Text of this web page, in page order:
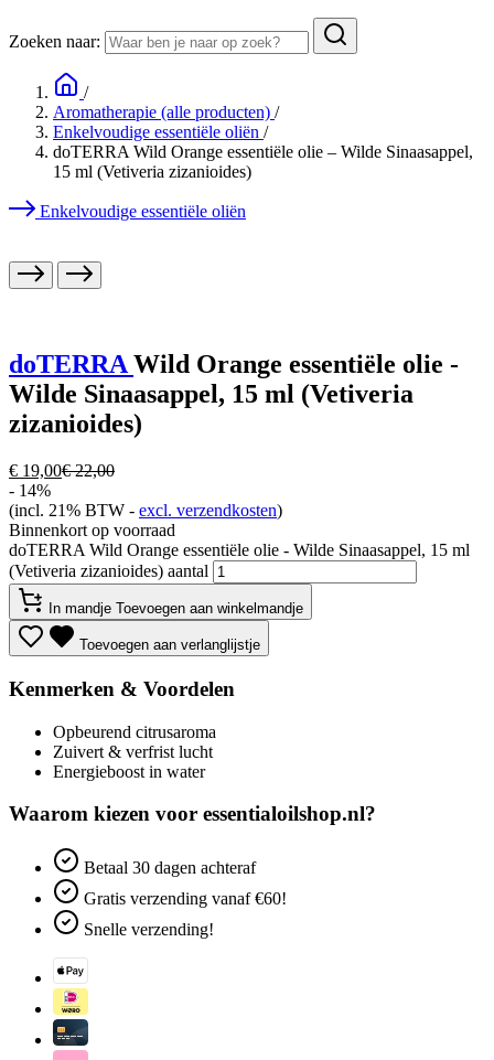
Zoeken naar:
/
Aromatherapie (alle producten) /
Enkelvoudige essentiële oliën /
doTERRA Wild Orange essentiële olie – Wilde Sinaasappel,
15 ml (Vetiveria zizanioides)
Enkelvoudige essentiële oliën
doTERRAWild Orange essentiële olie -
Wilde Sinaasappel, 15 ml (Vetiveria
zizanioides)
€ 19,00€22,00
- 14%
(incl. 21% BTW - excl. verzendkosten)
Binnenkort op voorraad
doTERRA Wild Orange essentiële olie - Wilde Sinaasappel, 15 ml
(Vetiveria zizanioides) aantal
In mandje Toevoegen aan winkelmandje
Toevoegen aan verlanglijstje
Kenmerken & Voordelen
Opbeurend citrusaroma
Zuivert & verfrist lucht
Energieboost in water
Waarom kiezen voor essentialoilshop.nl?
Betaal 30 dagen achteraf
Gratis verzending vanaf €60!
Snelle verzending!